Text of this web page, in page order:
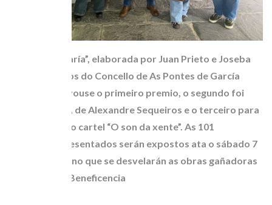
A obra, “Romaría”, elaborada por Juan Prieto e Joseba
Silvent, veciños do Concello de As Pontes de García
Rodríguez, levouse o primeiro premio, o segundo foi
para “Foliada”, de Alexandre Sequeiros e o terceiro para
Anxo Varela co cartel “O son da xente”. As 101
propostas presentados serán expostos ata o sábado 7
de marzo, día no que se desvelarán as obras gañadoras
no Teatro da Beneficencia